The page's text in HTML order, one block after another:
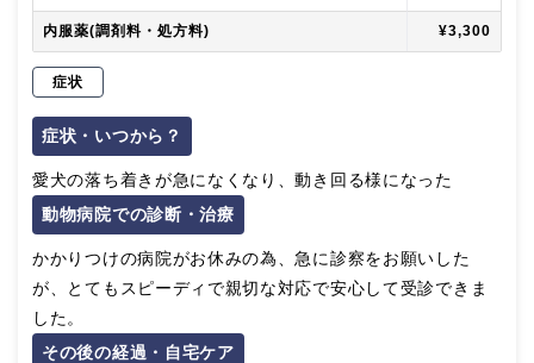
内服薬(調剤料・処方料) ¥3,300
症状
症状・いつから？
愛犬の落ち着きが急になくなり、動き回る様になった
動物病院での診断・治療
かかりつけの病院がお休みの為、急に診察をお願いした
が、とてもスピーディで親切な対応で安心して受診できま
した。
その後の経過・自宅ケア